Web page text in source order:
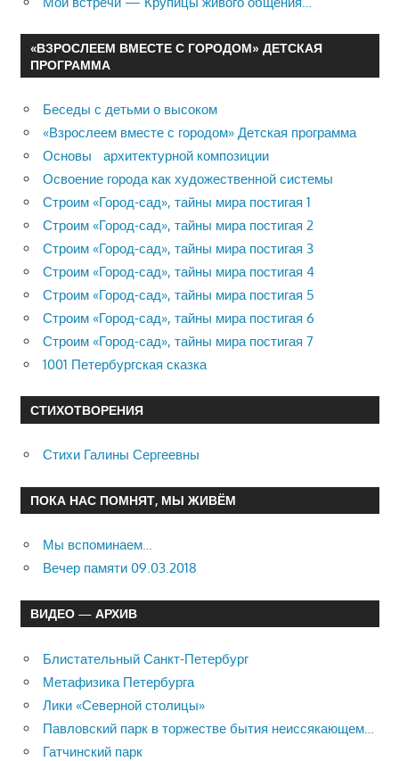
«ВЗРОСЛЕЕМ ВМЕСТЕ С ГОРОДОМ» ДЕТСКАЯ
ПРОГРАММА
Беседы с детьми о высоком
«Взрослеем вместе с городом» Детская программа
Основы архитектурной композиции
Освоение города как художественной системы
Строим «Город-сад», тайны мира постигая 1
Строим «Город-сад», тайны мира постигая 2
Строим «Город-сад», тайны мира постигая 3
Строим «Город-сад», тайны мира постигая 4
Строим «Город-сад», тайны мира постигая 5
Строим «Город-сад», тайны мира постигая 6
Строим «Город-сад», тайны мира постигая 7
1001 Петербургская сказка
СТИХОТВОРЕНИЯ
Стихи Галины Сергеевны
ПОКА НАС ПОМНЯТ, МЫ ЖИВЁМ
Мы вспоминаем…
Вечер памяти 09.03.2018
ВИДЕО — АРХИВ
Блистательный Санкт-Петербург
Метафизика Петербурга
Лики «Северной столицы»
Павловский парк в торжестве бытия неиссякающем…
Гатчинский парк